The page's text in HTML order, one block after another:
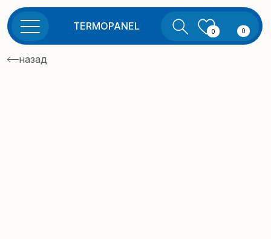
0
TERMOPANEL
назад